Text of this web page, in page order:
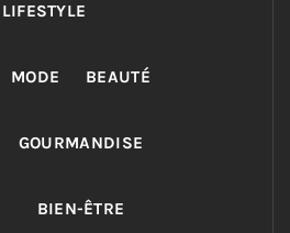
LIFESTYLE
MODE BEAUTÉ
GOURMANDISE
BIEN-ÊTRE